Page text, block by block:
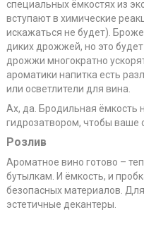
специальных ёмкостях из
вступают в химические
искажаться не будет).
диких дрожжей, но это
дрожжи многократно
ароматики напитка есть
или осветлители для вина.
Ах, да. Бродильная ёмкость
гидрозатвором, чтобы ваше
Розлив
Ароматное вино готово –
бутылкам. И ёмкость, и
безопасных материалов.
эстетичные декантеры.